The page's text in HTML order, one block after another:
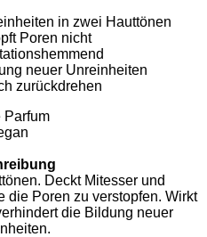
in zwei Hauttönen
Poren nicht
neuer Unreinheiten
zurückdrehen
Parfum
Deckt Mitesser und
die Poren zu verstopfen. Wirkt
die Bildung neuer